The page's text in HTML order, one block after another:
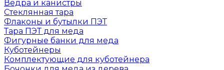
Ведра и канистры
Стеклянная тара
Флаконы и бутылки ПЭТ
Тара ПЭТ для меда
Фигурные банки для меда
Куботейнеры
Комплектующие для куботейнера